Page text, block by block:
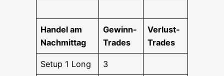
Han­del am
Nachmittag
Gewinn-
Trades
Ver­lust-
Trades
Set­up 1 Long 3